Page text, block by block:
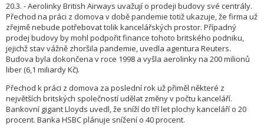
20.3. - Aerolinky British Airways uvažují o prodeji budovy své centrály.
Přechod na práci z domova v době pandemie totiž ukazuje, že firma už
zřejmě nebude potřebovat tolik kancelářských prostor. Případný
prodej budovy by mohl podpořit finance tohoto britského podniku,
jejichž stav vážně zhoršila pandemie, uvedla agentura Reuters.
Budova byla dokončena v roce 1998 a vyšla aerolinky na 200 milionů
liber (6,1 miliardy Kč).
Přechod k práci z domova za poslední rok už přiměl některé z
největších britských společností udělat změny v počtu kanceláří.
Bankovní gigant Lloyds uvedl, že sníží do tří let plochy kanceláří o 20
procent. Banka HSBC plánuje snížení o 40 procent.